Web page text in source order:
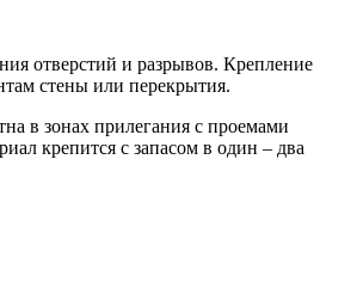
отверстий и разрывов. Крепление
стены или перекрытия.
в зонах прилегания с проемами
крепится с запасом в один – два